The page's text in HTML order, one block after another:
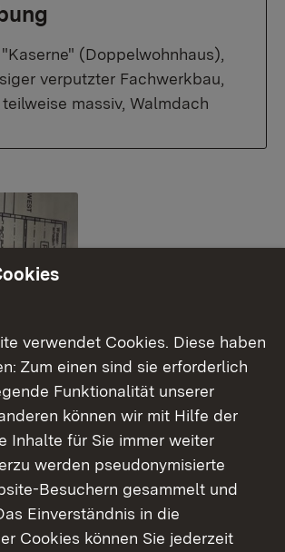
(Doppelwohnhaus),
verputzter Fachwerkbau,
massiv, Walmdach
for:
von Kleingartach an zentraler
befindet sich eine Bäckerei mit
eine Metzgerei.
verwendet Cookies. Diese haben
Zum einen sind sie erforderlich
Funktionalität unserer
können wir mit Hilfe der
Inhalte für Sie immer weiter
werden pseudonymisierte
Besuchern gesammelt und
Einverständnis in die
Cookies können Sie jederzeit